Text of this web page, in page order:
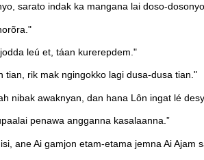
sarato indak ka mangana lai doso-
leú et, táan kurerepdem."
tian, rik mak ngingokko lagi dusa-dusa tian."
nibak awaknyan, dan hana Lôn ingat lé
penawa angganna kasalaanna.”
ane Ai gamjon etam-etama jemna Ai Ajam